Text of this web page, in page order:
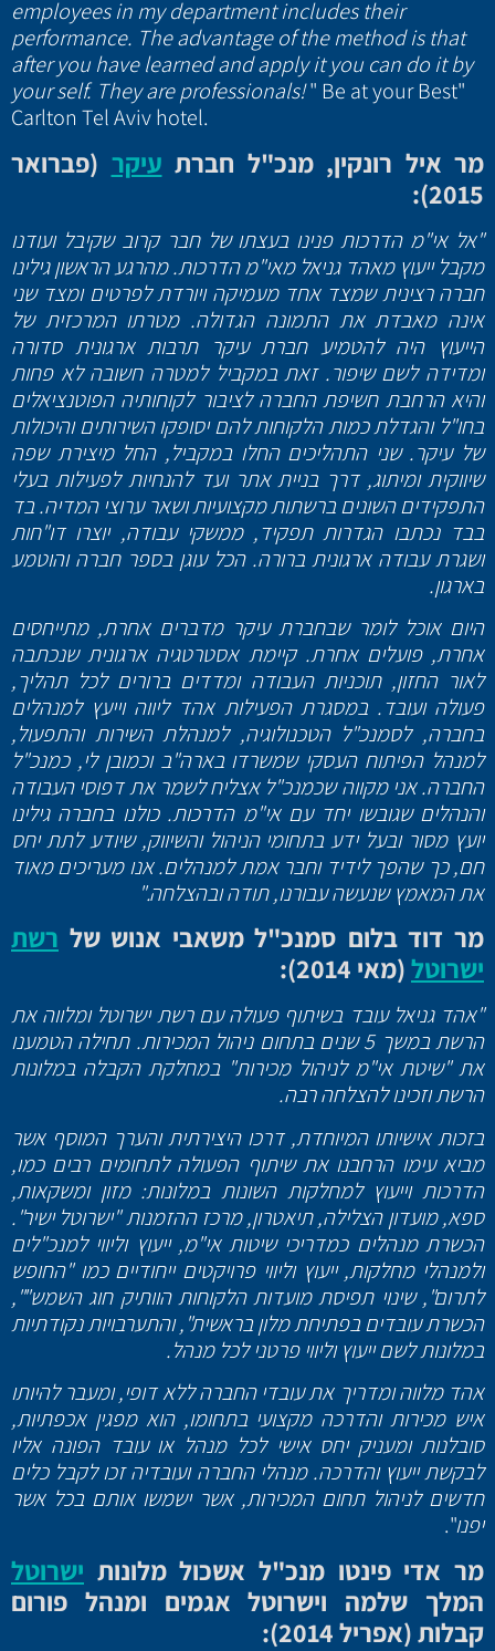
employees in my department includes their
performance. The advantage of the method is that
after you have learned and apply it you can do it by
your self. They are professionals!" Be at your Best"
Carlton Tel Aviv hotel.
מר איל רונקין, מנכ"ל חברת עיקר (פברואר
2015):
"אל אי"מ הדרכות פנינו בעצתו של חבר קרוב שקיבל ועודנו
מקבל ייעוץ מאהד גניאל מאי"מ הדרכות. מהרגע הראשון גילינו
חברה רצינית שמצד אחד מעמיקה ויורדת לפרטים ומצד שני
אינה מאבדת את התמונה הגדולה. מטרתו המרכזית של
הייעוץ היה להטמיע חברת עיקר תרבות ארגונית סדורה
ומדידה לשם שיפור. זאת במקביל למטרה חשובה לא פחות
והיא הרחבת חשיפת החברה לציבור לקוחותיה הפוטנציאלים
בחו"ל והגדלת כמות הלקוחות להם יסופקו השירותים והיכולות
של עיקר. שני התהליכים החלו במקביל, החל מיצירת שפה
שיווקית ומיתוג, דרך בניית אתר ועד להנחיות לפעילות בעלי
התפקידים השונים ברשתות מקצועיות ושאר ערוצי המדיה. בד
בבד נכתבו הגדרות תפקיד, ממשקי עבודה, יוצרו דו"חות
ושגרת עבודה ארגונית ברורה. הכל עוגן בספר חברה והוטמע
בארגון.
היום אוכל לומר שבחברת עיקר מדברים אחרת, מתייחסים
אחרת, פועלים אחרת. קיימת אסטרטגיה ארגונית שנכתבה
לאור החזון, תוכניות העבודה ומדדים ברורים לכל תהליך,
פעולה ועובד. במסגרת הפעילות אהד ליווה וייעץ למנהלים
בחברה, לסמנכ"ל הטכנולוגיה, למנהלת השירות והתפעול,
למנהל הפיתוח העסקי שמשרדו בארה"ב וכמובן לי, כמנכ"ל
החברה. אני מקווה שכמנכ"ל אצליח לשמר את דפוסי העבודה
והנהלים שגובשו יחד עם אי"מ הדרכות. כולנו בחברה גילינו
יועץ מסור ובעל ידע בתחומי הניהול והשיווק, שיודע לתת יחס
חם, כך שהפך לידיד וחבר אמת למנהלים. אנו מעריכים מאוד
את המאמץ שנעשה עבורנו, תודה ובהצלחה."
מר דוד בלום סמנכ"ל משאבי אנוש של רשת
ישרוטל(מאי 2014):
"אהד גניאל עובד בשיתוף פעולה עם רשת ישרוטל ומלווה את
הרשת במשך 5 שנים בתחום ניהול המכירות. תחילה הטמענו
את "שיטת אי"מ לניהול מכירות" במחלקת הקבלה במלונות
הרשת וזכינו להצלחה רבה.
בזכות אישיותו המיוחדת, דרכו היצירתית והערך המוסף אשר
מביא עימו הרחבנו את שיתוף הפעולה לתחומים רבים כמו,
הדרכות וייעוץ למחלקות השונות במלונות: מזון ומשקאות,
ספא, מועדון הצלילה, תיאטרון, מרכז ההזמנות "ישרוטל ישיר".
הכשרת מנהלים כמדריכי שיטות אי"מ, ייעוץ וליווי למנכ"לים
ולמנהלי מחלקות, ייעוץ וליווי פרויקטים ייחודיים כמו "החופש
לתרום", שינוי תפיסת מועדות הלקוחות הוותיק חוג השמש"",
הכשרת עובדים בפתיחת מלון בראשית", והתערבויות נקודתיות
במלונות לשם ייעוץ וליווי פרטני לכל מנהל.
אהד מלווה ומדריך את עובדי החברה ללא דופי, ומעבר להיותו
איש מכירות והדרכה מקצועי בתחומו, הוא מפגין אכפתיות,
סובלנות ומעניק יחס אישי לכל מנהל או עובד הפונה אליו
לבקשת ייעוץ והדרכה. מנהלי החברה ועובדיה זכו לקבל כלים
חדשים לניהול תחום המכירות, אשר ישמשו אותם בכל אשר
יפנו".
מר אדי פינטו מנכ"ל אשכול מלונות ישרוטל
המלך שלמה וישרוטל אגמים ומנהל פורום
קבלות (אפריל 2014):